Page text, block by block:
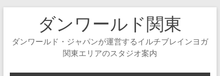
ダンワールド関東
ダンワールド・ジャパンが運営するイルチブレインヨガ
関東エリアのスタジオ案内